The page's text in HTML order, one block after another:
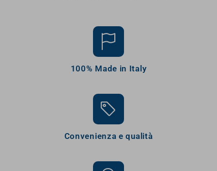
100% Made in Italy
Convenienza e qualità